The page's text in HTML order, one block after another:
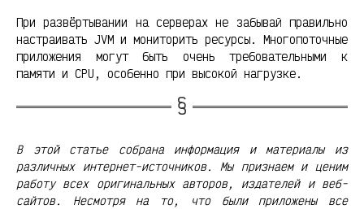
При развёртывании на серверах не забывай правильно
настраивать JVM и мониторить ресурсы. Многопоточные
приложения могут быть очень требовательными к
памяти и CPU, особенно при высокой нагрузке.
В этой статье собрана информация и материалы из
различных интернет-источников. Мы признаем и ценим
работу всех оригинальных авторов, издателей и веб-
сайтов. Несмотря на то, что были приложены все